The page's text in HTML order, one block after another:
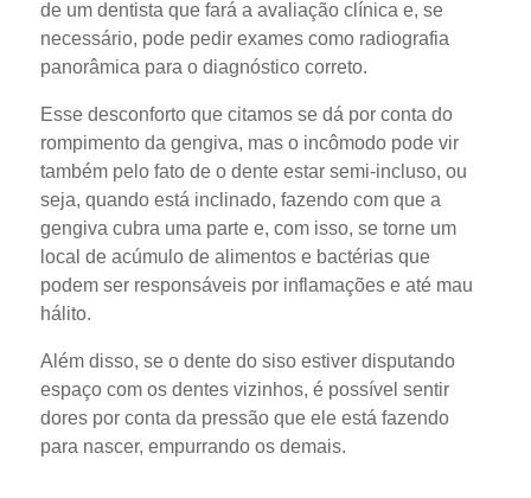
de um dentista que fará a avaliação clínica e, se
necessário, pode pedir exames como radiografia
panorâmica para o diagnóstico correto.
Esse desconforto que citamos se dá por conta do
rompimento da gengiva, mas o incômodo pode vir
também pelo fato de o dente estar semi-incluso, ou
seja, quando está inclinado, fazendo com que a
gengiva cubra uma parte e, com isso, se torne um
local de acúmulo de alimentos e bactérias que
podem ser responsáveis por inflamações e até mau
hálito.
Além disso, se o dente do siso estiver disputando
espaço com os dentes vizinhos, é possível sentir
dores por conta da pressão que ele está fazendo
para nascer, empurrando os demais.